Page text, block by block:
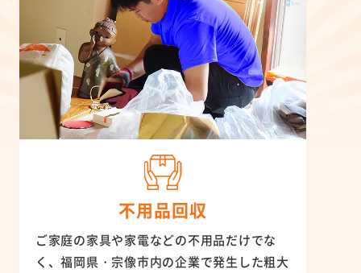
不用品回収
ご家庭の家具や家電などの不用品だけでな
く、福岡県・宗像市内の企業で発生した粗大